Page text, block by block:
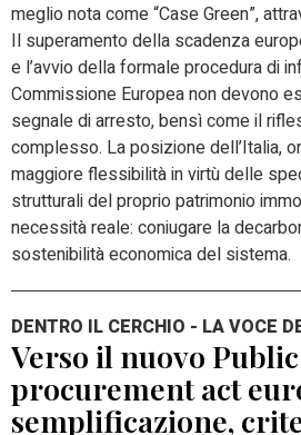
meglio nota come “Case Green”,
Il superamento della scadenza
e l’avvio della formale procedura di
Commissione Europea non devono
segnale di arresto, bensì come il
complesso. La posizione dell’Italia,
maggiore flessibilità in virtù delle
strutturali del proprio patrimonio
necessità reale: coniugare la
sostenibilità economica del sistema.
DENTRO IL CERCHIO - LA VOCE
Verso il nuovo Public
procurement act
semplificazione,